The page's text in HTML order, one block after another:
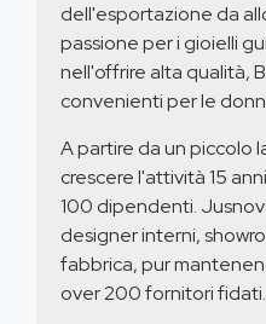
dell'esportazione da
passione per i gioielli
nell'offrire alta qualità,
convenienti per le
A partire da un piccolo
crescere l'attività 15
100 dipendenti.
designer interni,
fabbrica, pur
over 200 fornitori fidati.